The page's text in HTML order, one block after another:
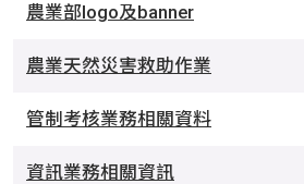
農業部logo及banner
農業天然災害救助作業
管制考核業務相關資料
資訊業務相關資訊